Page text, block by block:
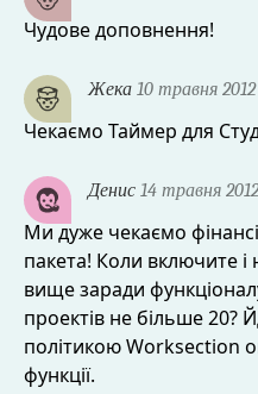
Чудове доповнення!
Жека 10 травня 2012
Чекаємо Таймер для
Денис 14 травня 2012
Ми дуже чекаємо
пакета! Коли включите
вище заради
проектів не більше 20?
політикою Worksection
функції.